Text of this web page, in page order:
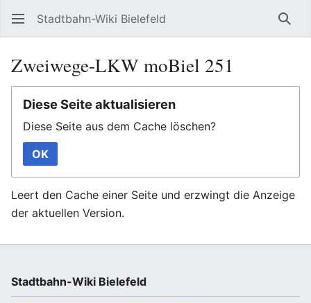
Stadtbahn-Wiki Bielefeld
Zweiwege-LKW moBiel 251
Diese Seite aktualisieren
Diese Seite aus dem Cache löschen?
OK
Leert den Cache einer Seite und erzwingt die Anzeige
der aktuellen Version.
Stadtbahn-Wiki Bielefeld